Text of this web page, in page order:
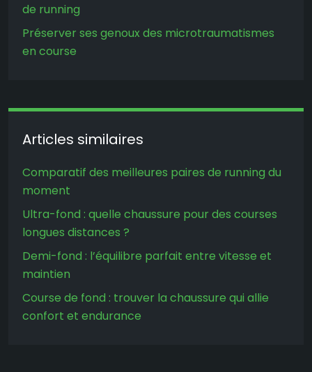
de running
Préserver ses genoux des microtraumatismes
en course
Articles similaires
Comparatif des meilleures paires de running du
moment
Ultra-fond : quelle chaussure pour des courses
longues distances ?
Demi-fond : l’équilibre parfait entre vitesse et
maintien
Course de fond : trouver la chaussure qui allie
confort et endurance